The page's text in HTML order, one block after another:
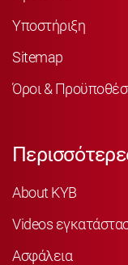
Υποστήριξη
Sitemap
Όροι &
About KYB
Videos
Ασφάλεια